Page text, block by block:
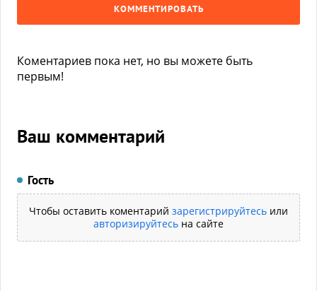
КОММЕНТИРОВАТЬ
Коментариев пока нет, но вы можете быть
первым!
Ваш комментарий
Гость
Чтобы оставить коментарий зарегистрируйтесь или
авторизируйтесь на сайте